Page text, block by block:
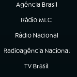
Agência Brasil
(abre em nova aba)
Rádio MEC
(abre em nova aba)
Rádio Nacional
Radioagência Nacional
(abre em nova aba)
TV Brasil
(abre em nova aba)